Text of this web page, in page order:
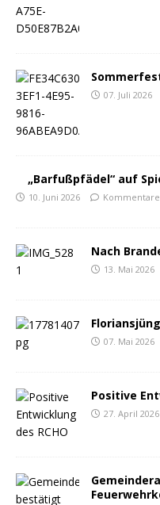
07. Juli 2026
„Barfußpfädel“ auf
10. Juni 2026
Nach
13. Mai 2026
07. Mai 2026
Positive
27. April 2026